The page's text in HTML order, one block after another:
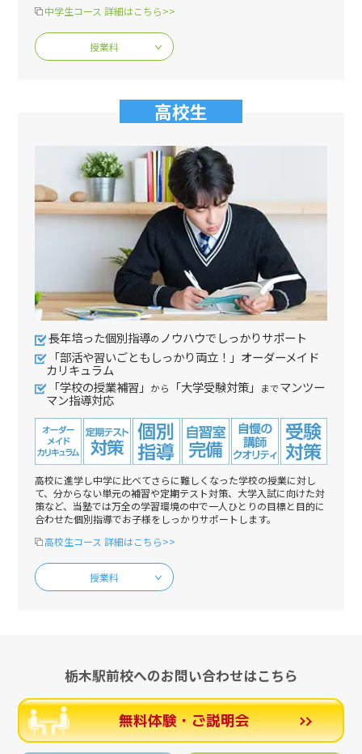
中学生コース 詳細はこちら>>
授業料
高校生
長年培った個別指導の ノウハウでしっかりサポート
「部活や習いごともしっかり両立！」オーダーメイド
カリキュラム
「学校の授業補習」
から 「大学受験対策」 までマンツー
マン指導対応
高校に進学し中学に比べてさらに難しくなった学校の授業に対し
て、分からない単元の補習や定期テスト対策、大学入試に向けた対
策など、当塾では万全の学習環境の中で一人ひとりの目標と目的に
合わせた個別指導でお子様をしっかりサポートします。
高校生コース 詳細はこちら>>
授業料
栃木駅前校へのお問い合わせはこちら
無料体験・ご説明会